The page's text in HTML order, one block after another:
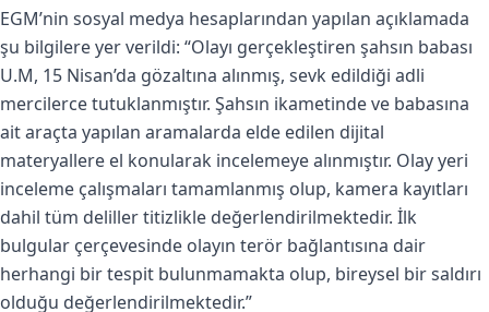
EGM’nin sosyal medya hesaplarından yapılan açıklamada
şu bilgilere yer verildi: “Olayı gerçekleştiren şahsın babası
U.M, 15 Nisan’da gözaltına alınmış, sevk edildiği adli
mercilerce tutuklanmıştır. Şahsın ikametinde ve babasına
ait araçta yapılan aramalarda elde edilen dijital
materyallere el konularak incelemeye alınmıştır. Olay yeri
inceleme çalışmaları tamamlanmış olup, kamera kayıtları
dahil tüm deliller titizlikle değerlendirilmektedir. İlk
bulgular çerçevesinde olayın terör bağlantısına dair
herhangi bir tespit bulunmamakta olup, bireysel bir saldırı
olduğu değerlendirilmektedir.”